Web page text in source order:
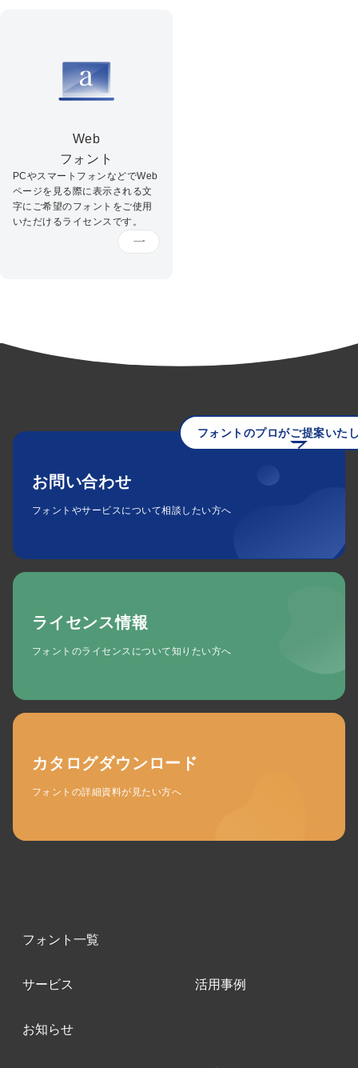
Web
フォント
PCやスマートフォンなどでWeb
ページを見る際に表示される文
字にご希望のフォントをご使用
いただけるライセンスです。
フォントのプロがご提案いた
お問い合わせ
フォントやサービスについて相談したい方へ
ライセンス情報
フォントのライセンスについて知りたい方へ
カタログダウンロード
フォントの詳細資料が見たい方へ
フォント一覧
サービス 活用事例
お知らせ